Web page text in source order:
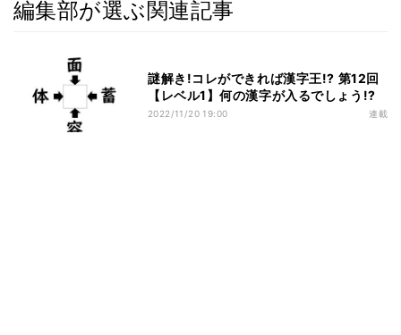
編集部が選ぶ関連記事
謎解き!コレができれば漢字王!? 第12回
【レベル1】何の漢字が入るでしょう!?
2022/11/20 19:00 連載